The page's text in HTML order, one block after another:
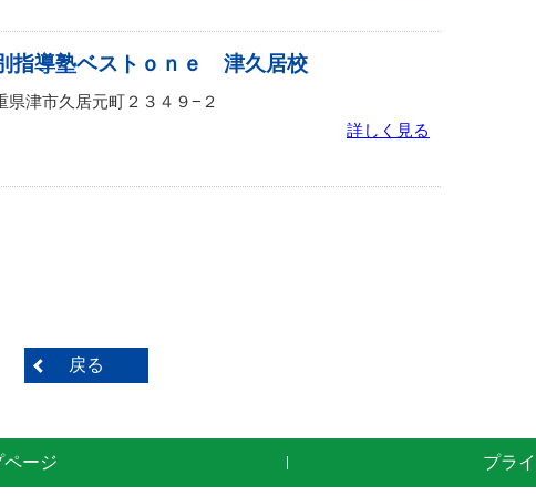
指導塾ベストｏｎｅ 津久居校
県津市久居元町２３４９−２
詳しく見る
戻る
ページ プラ